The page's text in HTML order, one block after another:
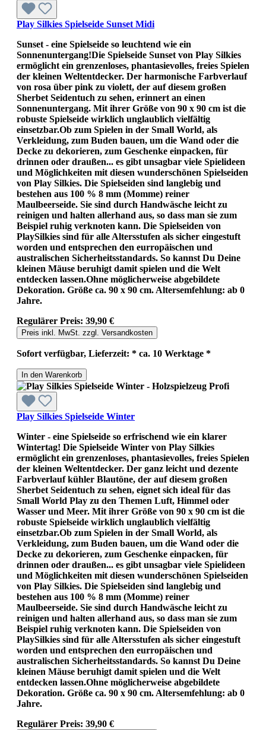
Play Silkies Spielseide Sunset Midi
Sunset - eine Spielseide so leuchtend wie ein
Sonnenuntergang!Die Spielseide Sunset von Play Silkies
ermöglicht ein grenzenloses, phantasievolles, freies Spielen
der kleinen Weltentdecker. Der harmonische Farbverlauf
von rosa über pink zu violett, der auf diesem großen
Sherbet Seidentuch zu sehen, erinnert an einen
Sonnenuntergang. Mit ihrer Größe von 90 x 90 cm ist die
robuste Spielseide wirklich unglaublich vielfältig
einsetzbar.Ob zum Spielen in der Small World, als
Verkleidung, zum Buden bauen, um die Wand oder die
Decke zu dekorieren, zum Geschenke einpacken, für
drinnen oder draußen... es gibt unsagbar viele Spielideen
und Möglichkeiten mit diesen wunderschönen Spielseiden
von Play Silkies. Die Spielseiden sind langlebig und
bestehen aus 100 % 8 mm (Momme) reiner
Maulbeerseide. Sie sind durch Handwäsche leicht zu
reinigen und halten allerhand aus, so dass man sie zum
Beispiel ruhig verknoten kann. Die Spielseiden von
PlaySilkies sind für alle Altersstufen als sicher eingestuft
worden und entsprechen den eurropäischen und
australischen Sicherheitsstandards. So kannst Du Deine
kleinen Mäuse beruhigt damit spielen und die Welt
entdecken lassen.Ohne möglicherweise abgebildete
Dekoration. Größe ca. 90 x 90 cm. Altersemfehlung: ab 0
Jahre.
Regulärer Preis: 39,90 €
Preis inkl. MwSt. zzgl. Versandkosten
Sofort verfügbar, Lieferzeit: * ca. 10 Werktage *
In den Warenkorb
Play Silkies Spielseide Winter
Winter - eine Spielseide so erfrischend wie ein klarer
Wintertag! Die Spielseide Winter von Play Silkies
ermöglicht ein grenzenloses, phantasievolles, freies Spielen
der kleinen Weltentdecker. Der ganz leicht und dezente
Farbverlauf kühler Blautöne, der auf diesem großen
Sherbet Seidentuch zu sehen, eignet sich ideal für das
Small World Play zu den Themen Luft, Himmel oder
Wasser und Meer. Mit ihrer Größe von 90 x 90 cm ist die
robuste Spielseide wirklich unglaublich vielfältig
einsetzbar.Ob zum Spielen in der Small World, als
Verkleidung, zum Buden bauen, um die Wand oder die
Decke zu dekorieren, zum Geschenke einpacken, für
drinnen oder draußen... es gibt unsagbar viele Spielideen
und Möglichkeiten mit diesen wunderschönen Spielseiden
von Play Silkies. Die Spielseiden sind langlebig und
bestehen aus 100 % 8 mm (Momme) reiner
Maulbeerseide. Sie sind durch Handwäsche leicht zu
reinigen und halten allerhand aus, so dass man sie zum
Beispiel ruhig verknoten kann. Die Spielseiden von
PlaySilkies sind für alle Altersstufen als sicher eingestuft
worden und entsprechen den eurropäischen und
australischen Sicherheitsstandards. So kannst Du Deine
kleinen Mäuse beruhigt damit spielen und die Welt
entdecken lassen.Ohne möglicherweise abgebildete
Dekoration. Größe ca. 90 x 90 cm. Altersemfehlung: ab 0
Jahre.
Regulärer Preis: 39,90 €